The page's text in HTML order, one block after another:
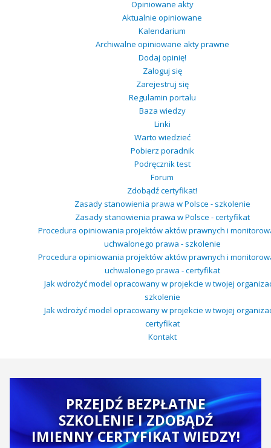
Opiniowane akty
Aktualnie opiniowane
Kalendarium
Archiwalne opiniowane akty prawne
Dodaj opinię!
Zaloguj się
Zarejestruj się
Regulamin portalu
Baza wiedzy
Linki
Warto wiedzieć
Pobierz poradnik
Podręcznik test
Forum
Zdobądź certyfikat!
Zasady stanowienia prawa w Polsce - szkolenie
Zasady stanowienia prawa w Polsce - certyfikat
Procedura opiniowania projektów aktów prawnych i
uchwalonego prawa - szkolenie
Procedura opiniowania projektów aktów prawnych i
uchwalonego prawa - certyfikat
Jak wdrożyć model opracowany w projekcie w twojej
szkolenie
Jak wdrożyć model opracowany w projekcie w twojej
certyfikat
Kontakt
PRZEJDŹ BEZPŁATNE
SZKOLENIE I ZDOBĄDŹ
IMIENNY CERTYFIKAT WIEDZY!